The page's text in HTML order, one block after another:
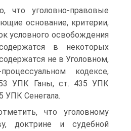
что уголовно-правовые
основание, критерии,
условного освобождения
в некоторых
не в Уголовном,
кодексе,
УПК Ганы, ст. 435 УПК
УПК Сенегала.
что уголовному
доктрине и судебной